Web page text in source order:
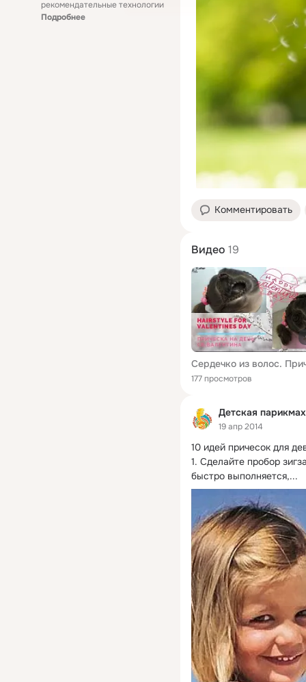
рекомендательные технологии
Подробнее
Комментировать
Видео 19
177 просмотров
Детская
19 апр 2014
10 идей причесок для
1. Сделайте пробор
быстро выполняется,...